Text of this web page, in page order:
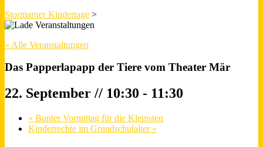
Stormarner Kindertage >
« Alle Veranstaltungen
Das Papperlapapp der Tiere vom Theater Mär
22. September // 10:30 - 11:30
« Bunter Vormittag für die Kleinsten
Kinderrechte im Grundschulalter »